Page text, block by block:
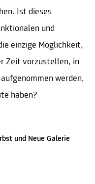
Ist dieses
und
einzige Möglichkeit,
Zeit vorzustellen, in
werden,
haben?
und Neue Galerie